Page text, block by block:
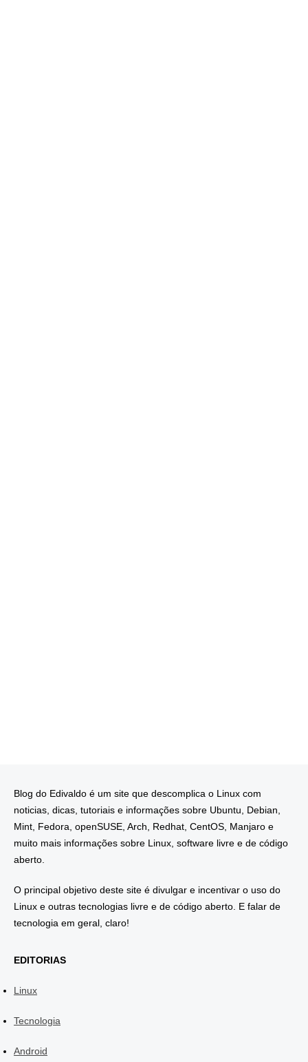
Blog do Edivaldo é um site que descomplica o Linux com
noticias, dicas, tutoriais e informações sobre Ubuntu, Debian,
Mint, Fedora, openSUSE, Arch, Redhat, CentOS, Manjaro e
muito mais informações sobre Linux, software livre e de código
aberto.
O principal objetivo deste site é divulgar e incentivar o uso do
Linux e outras tecnologias livre e de código aberto. E falar de
tecnologia em geral, claro!
EDITORIAS
Linux
Tecnologia
Android